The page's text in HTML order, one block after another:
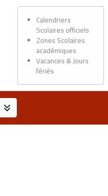
Calendriers
Scolaires officiels
Zones Scolaires
académiques
Vacances & Jours
fériés